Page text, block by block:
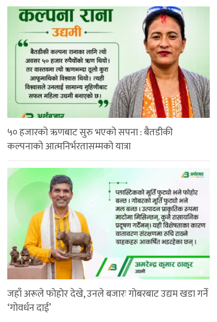
५० हजारको ऋणबाट सुरु भएको सपना : बैतडीकी
कल्पनाको आत्मनिर्भरतासम्मको यात्रा
जहाँ अरूले फोहोर देखे, उनले बजारः गोबरबाट उद्यम खडा गर्ने
‘गोवर्धन दाई’